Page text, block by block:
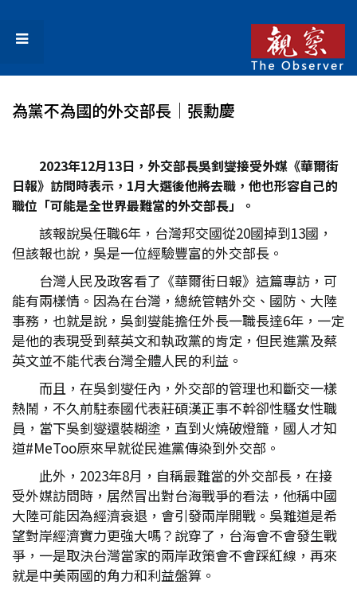
為黨不為國的外交部長│張勳慶
2023年12月13日，外交部長吳釗燮接受外媒《華爾街
日報》訪問時表示，1月大選後他將去職，他也形容自己的
職位「可能是全世界最難當的外交部長」。
該報說吳任職6年，台灣邦交國從20國掉到13國，
但該報也說，吳是一位經驗豐富的外交部長。
台灣人民及政客看了《華爾街日報》這篇專訪，可
能有兩樣情。因為在台灣，總統管轄外交、國防、大陸
事務，也就是說，吳釗燮能擔任外長一職長達6年，一定
是他的表現受到蔡英文和執政黨的肯定，但民進黨及蔡
英文並不能代表台灣全體人民的利益。
而且，在吳釗燮任內，外交部的管理也和斷交一樣
熱鬧，不久前駐泰國代表莊碩漢正事不幹卻性騷女性職
員，當下吳釗燮還裝糊塗，直到火燒破燈籠，國人才知
道#MeToo原來早就從民進黨傳染到外交部。
此外，2023年8月，自稱最難當的外交部長，在接
受外媒訪問時，居然冒出對台海戰爭的看法，他稱中國
大陸可能因為經濟衰退，會引發兩岸開戰。吳難道是希
望對岸經濟實力更強大嗎？說穿了，台海會不會發生戰
爭，一是取決台灣當家的兩岸政策會不會踩紅線，再來
就是中美兩國的角力和利益盤算。